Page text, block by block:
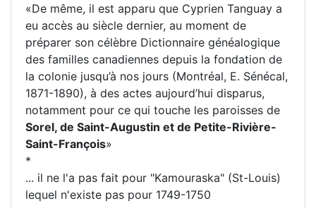
«De même, il est apparu que Cyprien Tanguay a
eu accès au siècle dernier, au moment de
préparer son célèbre Dictionnaire généalogique
des familles canadiennes depuis la fondation de
la colonie jusqu’à nos jours (Montréal, E. Sénécal,
1871-1890), à des actes aujourd’hui disparus,
notamment pour ce qui touche les paroisses de
Sorel, de Saint-Augustin et de Petite-Rivière-
Saint-François»
*
... il ne l'a pas fait pour "Kamouraska" (St-Louis)
lequel n'existe pas pour 1749-1750